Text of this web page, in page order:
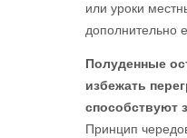
или уроки
дополнительно
Полуденные
избежать
способствуют
Принцип